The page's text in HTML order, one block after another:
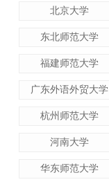
北京大学
东北师范大学
福建师范大学
广东外语外贸大学
杭州师范大学
河南大学
华东师范大学